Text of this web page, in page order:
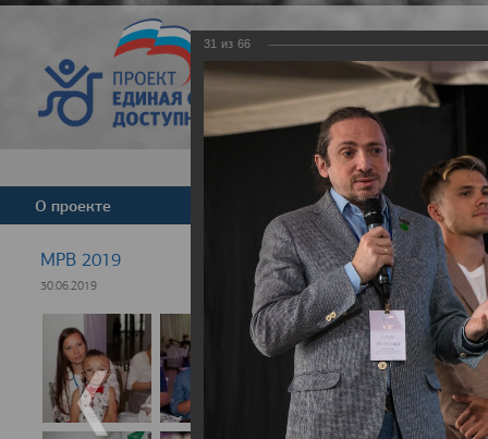
Версия для
О проекте Новости
МРВ 2019
30.06.2019
31 из 66